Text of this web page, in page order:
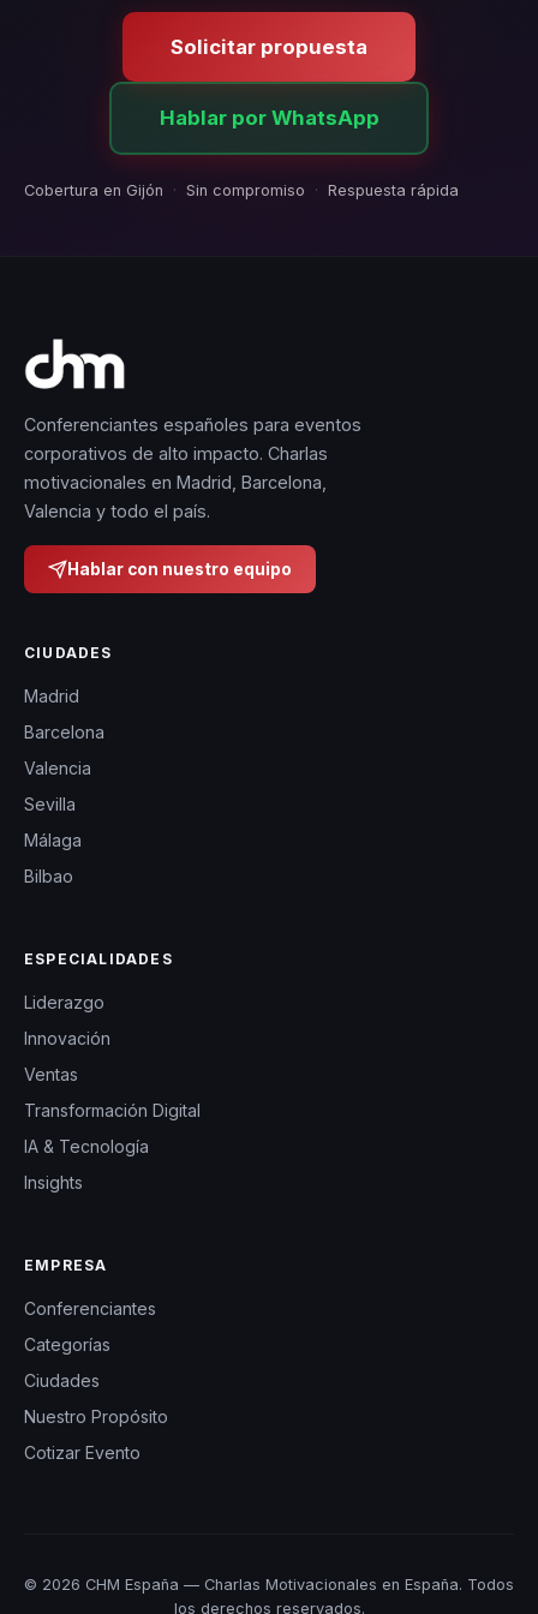
Solicitar propuesta
Hablar por WhatsApp
Cobertura en Gijón · Sin compromiso · Respuesta rápida
Conferenciantes españoles para eventos
corporativos de alto impacto. Charlas
motivacionales en Madrid, Barcelona,
Valencia y todo el país.
Hablar con nuestro equipo
CIUDADES
Madrid
Barcelona
Valencia
Sevilla
Málaga
Bilbao
ESPECIALIDADES
Liderazgo
Innovación
Ventas
Transformación Digital
IA & Tecnología
Insights
EMPRESA
Conferenciantes
Categorías
Ciudades
Nuestro Propósito
Cotizar Evento
© 2026 CHM España — Charlas Motivacionales en España. Todos
los derechos reservados.